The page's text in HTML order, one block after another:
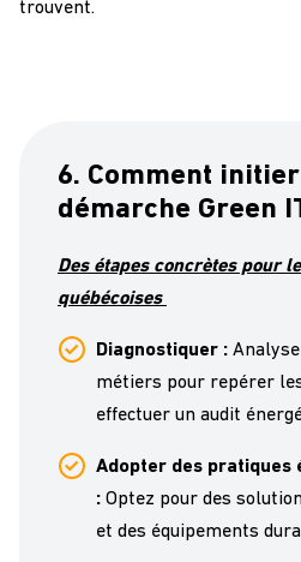
trouvent.
6. Comment
démarche Green
Des étapes concrètes pour
québécoises
Diagnostiquer :
métiers pour repérer
effectuer un audit
Adopter des pratiques
: Optez pour des
et des équipements